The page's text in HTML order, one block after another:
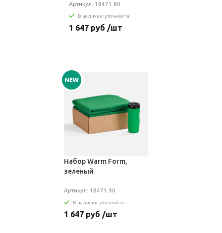
Артикул: 18471.80
В наличии: уточняйте
1 647 руб /шт
Набор Warm Form,
зеленый
Артикул: 18471.90
В наличии: уточняйте
1 647 руб /шт